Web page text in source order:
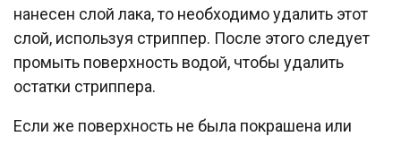
нанесен слой лака, то необходимо удалить этот
слой, используя стриппер. После этого следует
промыть поверхность водой, чтобы удалить
остатки стриппера.
Если же поверхность не была покрашена или